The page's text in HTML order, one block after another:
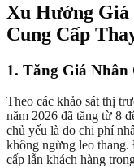
Xu Hướng Giá
Cung Cấp
1. Tăng Giá
Theo các khảo sát thị
năm 2026 đã tăng từ 8
chủ yếu là do chi phí
không ngừng leo thang.
cấp lẫn khách hàng